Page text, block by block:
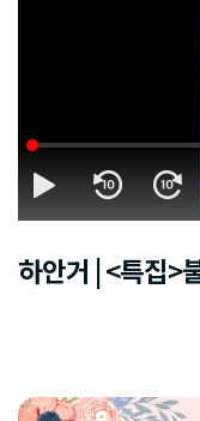
하안거 | <특집>